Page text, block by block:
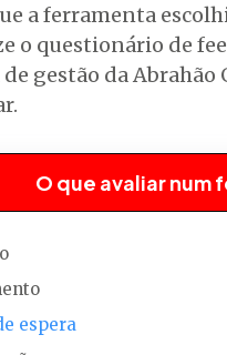
a ferramenta
o questionário de
gestão da Abrahão
O que avaliar
espera